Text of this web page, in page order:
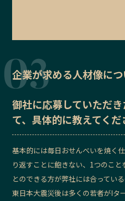
企業が求める人材像につ
御社に応募していただ
て、具体的に教えてくだ
基本的には毎日おせんべいを焼く
り返すことに飽きない、1つのこ
とのできる方が弊社には合ってい
東日本大震災後は多くの若者がIタ